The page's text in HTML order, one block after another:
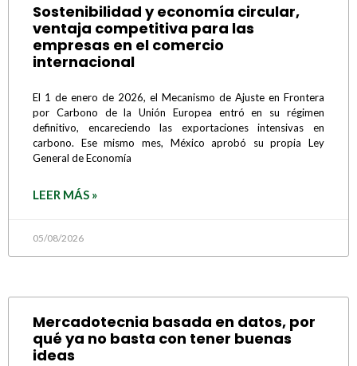
Sostenibilidad y economía circular,
ventaja competitiva para las
empresas en el comercio
internacional
El 1 de enero de 2026, el Mecanismo de Ajuste en Frontera
por Carbono de la Unión Europea entró en su régimen
definitivo, encareciendo las exportaciones intensivas en
carbono. Ese mismo mes, México aprobó su propia Ley
General de Economía
LEER MÁS »
05/08/2026
Mercadotecnia basada en datos, por
qué ya no basta con tener buenas
ideas